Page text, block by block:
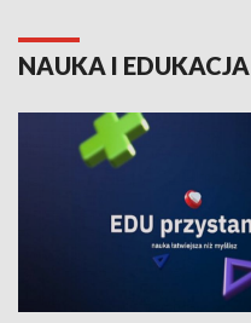
NAUKA I EDUKACJA